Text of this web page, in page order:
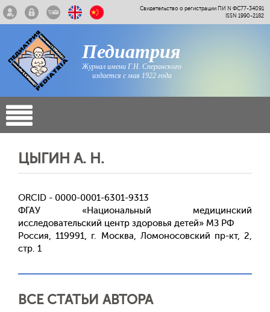
Свидетельство о регистрации ПИ N ФС77-34091
ISSN 1990-2182
Педиатрия
Журнал имени Г.Н. Сперанского
издается с мая 1922 года
ЦЫГИН А. Н.
ORCID - 0000-0001-6301-9313
ФГАУ «Национальный медицинский
исследовательский центр здоровья детей» МЗ РФ
Россия, 119991, г. Москва, Ломоносовский пр-кт, 2,
стр. 1
ВСЕ СТАТЬИ АВТОРА